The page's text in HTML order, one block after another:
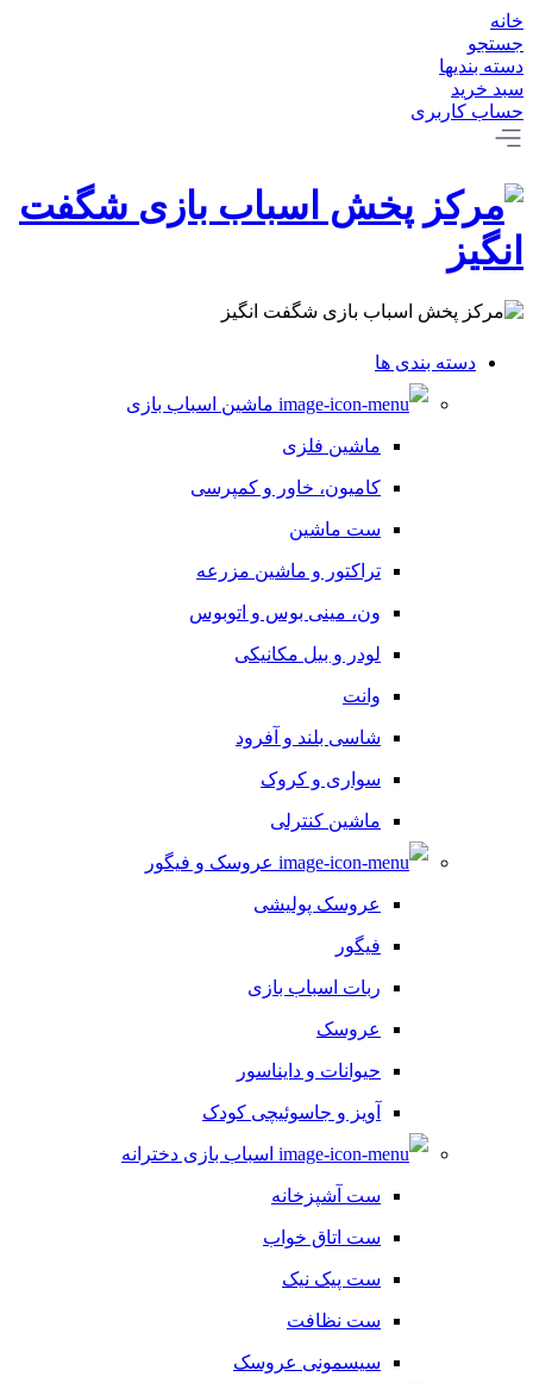
خانه
جستجو
دسته بندیها
سبد خرید
حساب کاربری
دسته بندی ها
ماشین اسباب بازی
ماشین فلزی
کامیون، خاور و کمپرسی
ست ماشین
تراکتور و ماشین مزرعه
ون، مینی بوس و اتوبوس
لودر و بیل مکانیکی
وانت
شاسی بلند و آفرود
سواری و کروک
ماشین کنترلی
عروسک و فیگور
عروسک پولیشی
فیگور
ربات اسباب بازی
عروسک
حیوانات و دایناسور
آویز و جاسوئیچی کودک
اسباب بازی دخترانه
ست آشپزخانه
ست اتاق خواب
ست پیک نیک
ست نظافت
سیسمونی عروسک